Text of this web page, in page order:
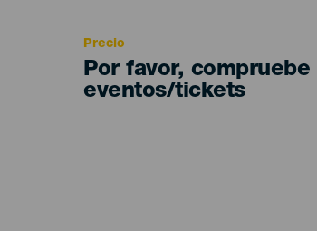
Precio
Por favor,
eventos/tickets